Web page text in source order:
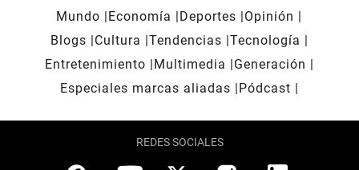
Mundo Economía Deportes
Opinión
Blogs
Cultura Tendencias Tecnología
Entretenimiento
Multimedia
Generación
Especiales marcas aliadas
Pódcast
REDES SOCIALES